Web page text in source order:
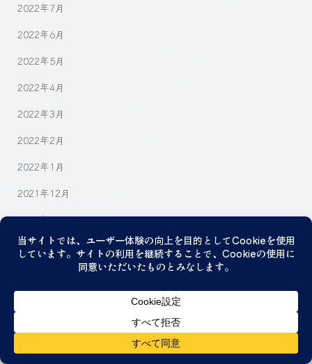
2022年7月
2022年6月
2022年5月
2022年4月
2022年3月
2022年2月
2022年1月
2021年12月
2021年11月
2021年9月
2019年2月